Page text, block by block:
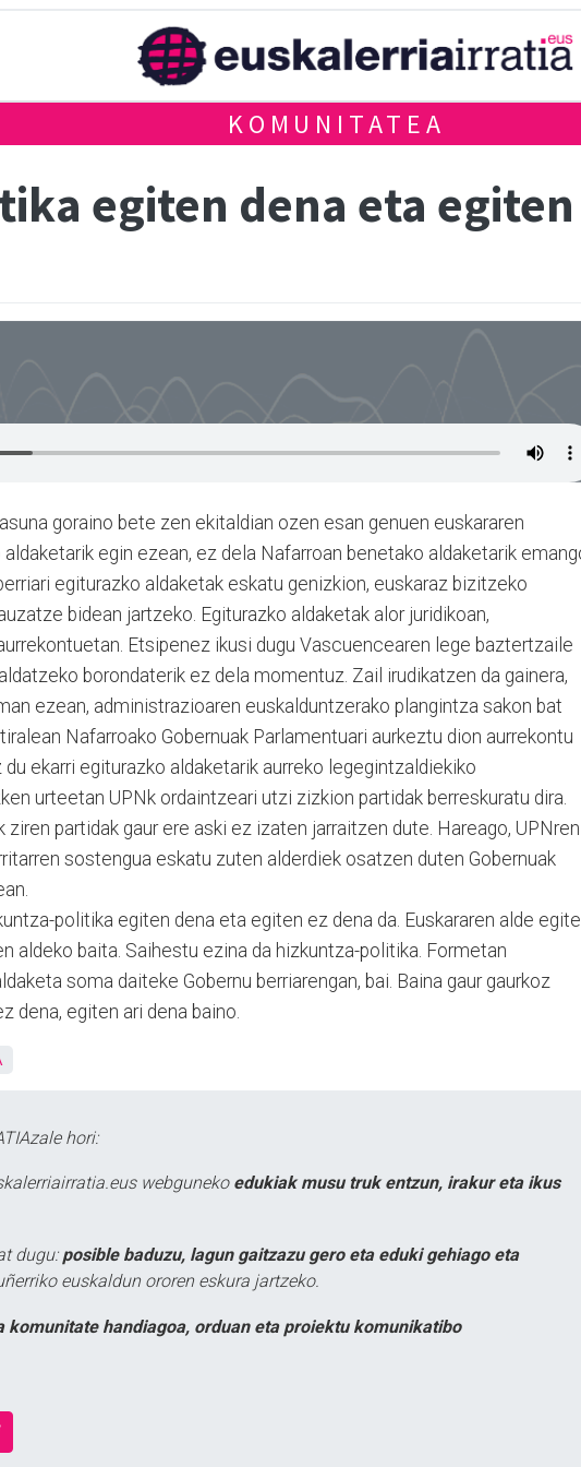
KOMUNITATEA
egiten dena eta egiten
goraino bete zen ekitaldian ozen esan genuen euskararen
egin ezean, ez dela Nafarroan benetako aldaketarik
egiturazko aldaketak eskatu genizkion, euskaraz bizitzeko
bidean jartzeko. Egiturazko aldaketak alor juridikoan,
Etsipenez ikusi dugu Vascuencearen lege baztertzaile
borondaterik ez dela momentuz. Zail irudikatzen da gainera,
ezean, administrazioaren euskalduntzerako plangintza sakon bat
Nafarroako Gobernuak Parlamentuari aurkeztu dion aurrekontu
ekarri egiturazko aldaketarik aurreko legegintzaldiekiko
urteetan UPNk ordaintzeari utzi zizkion partidak berreskuratu dira.
ziren partidak gaur ere aski ez izaten jarraitzen dute. Hareago, UPNren
sostengua eskatu zuten alderdiek osatzen duten Gobernuak
politika egiten dena eta egiten ez dena da. Euskararen alde
aldeko baita. Saihestu ezina da hizkuntza-politika. Formetan
soma daiteke Gobernu berriarengan, bai. Baina gaur gaurkoz
dena, egiten ari dena baino.
hori:
webguneko edukiak musu truk entzun, irakur eta ikus
dugu: posible baduzu, lagun gaitzazu gero eta eduki gehiago eta
euskaldun ororen eskura jartzeko.
komunitate handiagoa, orduan eta proiektu komunikatibo